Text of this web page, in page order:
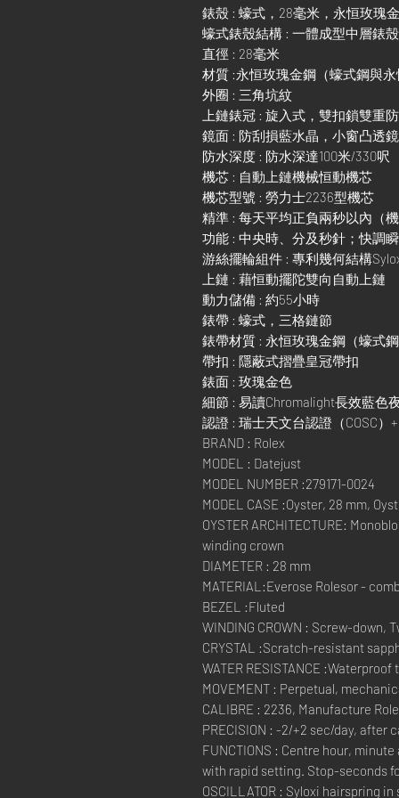
錶殼 : 蠔式，28毫米，永恒玫瑰
蠔式錶殼結構 : 一體成型中層錶
直徑 : 28毫米
材質 :永恒玫瑰金鋼（蠔式鋼與
外圈 : 三角坑紋
上鏈錶冠 : 旋入式，雙扣鎖雙重
鏡面 : 防刮損藍水晶，小窗凸透
防水深度 : 防水深達100米/330呎
機芯 : 自動上鏈機械恒動機芯
機芯型號 : 勞力士2236型機芯
精準 : 每天平均正負兩秒以內（
功能 : 中央時、分及秒針；快調
游絲擺輪組件 : 專利幾何結構
上鏈 : 藉恒動擺陀雙向自動上鏈
動力儲備 : 約55小時
錶帶 : 蠔式，三格鏈節
錶帶材質 : 永恒玫瑰金鋼（蠔式
帶扣 : 隱蔽式摺疊皇冠帶扣
錶面 : 玫瑰金色
細節 : 易讀Chromalight長效藍色
認證 : 瑞士天文台認證（COSC
BRAND : Rolex
MODEL : Datejust
MODEL NUMBER :279171-0024
MODEL CASE :Oyster, 28 mm,
OYSTER ARCHITECTURE:
winding crown
DIAMETER : 28 mm
MATERIAL:Everose Rolesor -
BEZEL :Fluted
WINDING CROWN : Screw-down,
CRYSTAL :Scratch-resistant
WATER RESISTANCE
MOVEMENT : Perpetual,
CALIBRE : 2236, Manufacture
PRECISION : -2/+2 sec/day, after
FUNCTIONS : Centre hour,
with rapid setting. Stop-seconds
OSCILLATOR : Syloxi hairspring